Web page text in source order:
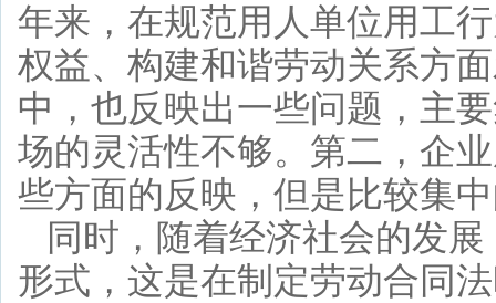
年来，在规范用人单位用工
权益、构建和谐劳动关系方
中，也反映出一些问题，主
场的灵活性不够。第二，企
些方面的反映，但是比较集
同时，随着经济社会的发
形式，这是在制定劳动合同